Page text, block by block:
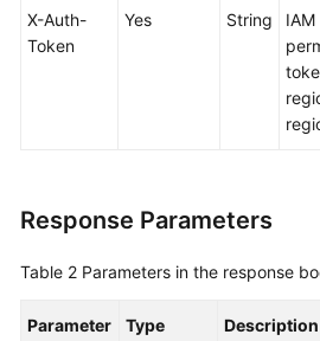
Glossary
Agreement
White
X-Auth-
Token
Yes String
Response Parameters
Table 2 Parameters in the response
Parameter Type Description